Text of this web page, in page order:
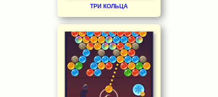
ТРИ КОЛЬЦА